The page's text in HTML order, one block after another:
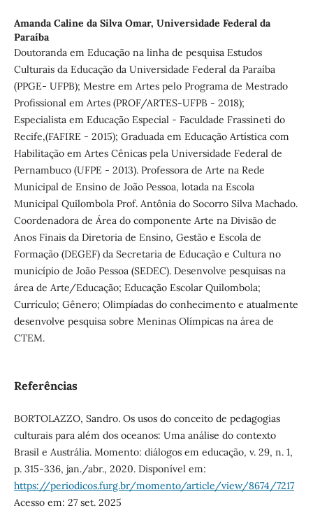
Amanda Caline da Silva Omar, Universidade Federal da
Paraíba
Doutoranda em Educação na linha de pesquisa Estudos
Culturais da Educação da Universidade Federal da Paraíba
(PPGE- UFPB); Mestre em Artes pelo Programa de Mestrado
Profissional em Artes (PROF/ARTES-UFPB - 2018);
Especialista em Educação Especial - Faculdade Frassineti do
Recife,(FAFIRE - 2015); Graduada em Educação Artística com
Habilitação em Artes Cênicas pela Universidade Federal de
Pernambuco (UFPE - 2013). Professora de Arte na Rede
Municipal de Ensino de João Pessoa, lotada na Escola
Municipal Quilombola Prof. Antônia do Socorro Silva Machado.
Coordenadora de Área do componente Arte na Divisão de
Anos Finais da Diretoria de Ensino, Gestão e Escola de
Formação (DEGEF) da Secretaria de Educação e Cultura no
município de João Pessoa (SEDEC). Desenvolve pesquisas na
área de Arte/Educação; Educação Escolar Quilombola;
Currículo; Gênero; Olimpíadas do conhecimento e atualmente
desenvolve pesquisa sobre Meninas Olímpicas na área de
CTEM.
Referências
BORTOLAZZO, Sandro. Os usos do conceito de pedagogias
culturais para além dos oceanos: Uma análise do contexto
Brasil e Austrália. Momento: diálogos em educação, v. 29, n. 1,
p. 315-336, jan./abr., 2020. Disponível em:
https://periodicos.furg.br/momento/article/view/8674/7217
Acesso em: 27 set. 2025